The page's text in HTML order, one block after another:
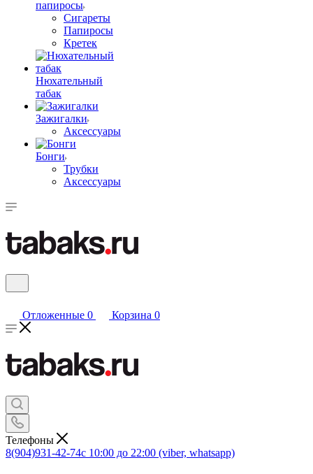
папиросы
Сигареты
Папиросы
Кретек
Нюхательный
табак
Зажигалки
Аксессуары
Бонги
Трубки
Аксессуары
Отложенные 0 Корзина 0
Телефоны
8(904)931-42-74с 10:00 до 22:00 (viber, whatsapp)